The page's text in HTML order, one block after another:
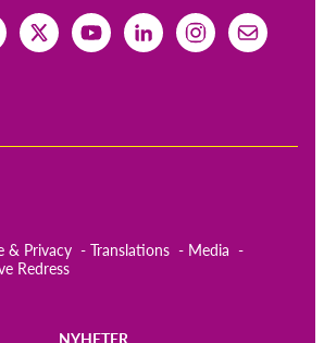
& Privacy Translations
Media
Redress
NYHETER